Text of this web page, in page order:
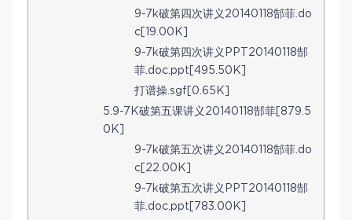
9-7k破第四次讲义20140118郜菲.do
c[19.00K]
9-7k破第四次讲义PPT20140118郜
菲.doc.ppt[495.50K]
打谱操.sgf[0.65K]
5.9-7K破第五课讲义20140118郜菲[879.5
0K]
9-7k破第五次讲义20140118郜菲.do
c[22.00K]
9-7k破第五次讲义PPT20140118郜
菲.doc.ppt[783.00K]